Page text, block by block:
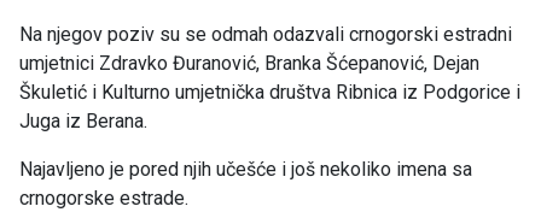
Na njegov poziv su se odmah odazvali crnogorski estradni
umjetnici Zdravko Đuranović, Branka Šćepanović, Dejan
Škuletić i Kulturno umjetnička društva Ribnica iz Podgorice i
Juga iz Berana.
Najavljeno je pored njih učešće i još nekoliko imena sa
crnogorske estrade.